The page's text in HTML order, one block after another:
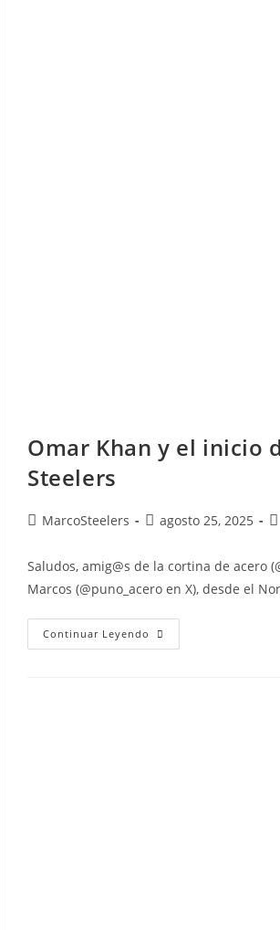
Omar Khan y el inicio
Steelers
MarcoSteelers agosto 25, 2025
Saludos, amig@s de la cortina de acero
Marcos (@puno_acero en X), desde el
Continuar Leyendo